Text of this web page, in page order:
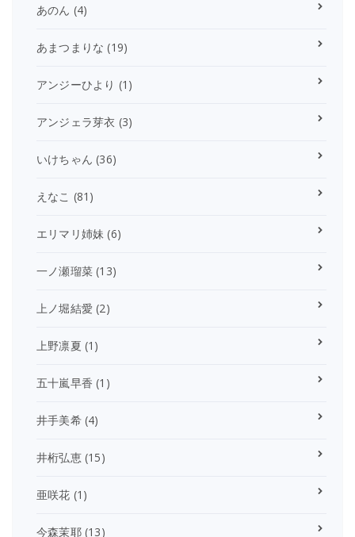
あのん (4)
あまつまりな (19)
アンジーひより (1)
アンジェラ芽衣 (3)
いけちゃん (36)
えなこ (81)
エリマリ姉妹 (6)
一ノ瀬瑠菜 (13)
上ノ堀結愛 (2)
上野凛夏 (1)
五十嵐早香 (1)
井手美希(4)
井桁弘恵(15)
亜咲花 (1)
今森茉耶(13)